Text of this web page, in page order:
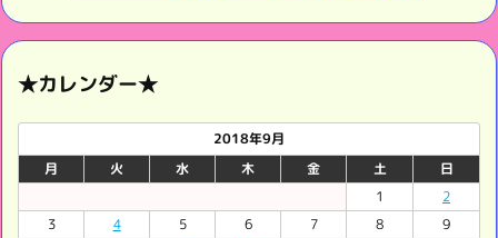
★カレンダー★
2018年9月
月
火 水 木 金 土 日
1
2
3
4 5 6 7 8
9